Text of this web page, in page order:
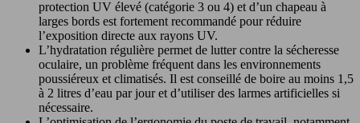
protection UV élevé (catégorie 3 ou 4) et d’un chapeau à
larges bords est fortement recommandé pour réduire
l’exposition directe aux rayons UV.
L’hydratation régulière permet de lutter contre la sécheresse
oculaire, un problème fréquent dans les environnements
poussiéreux et climatisés. Il est conseillé de boire au moins 1,5
à 2 litres d’eau par jour et d’utiliser des larmes artificielles si
nécessaire.